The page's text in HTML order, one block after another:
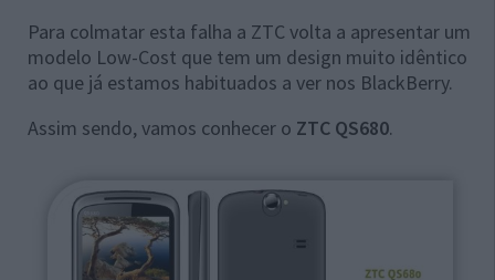
Para colmatar esta falha a ZTC volta a apresentar um
modelo Low-Cost que tem um design muito idêntico
ao que já estamos habituados a ver nos BlackBerry.
Assim sendo, vamos conhecer o ZTC QS680.